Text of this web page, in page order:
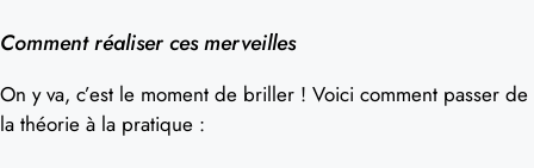
Comment réaliser ces merveilles
On y va, c’est le moment de briller ! Voici comment passer de
la théorie à la pratique :